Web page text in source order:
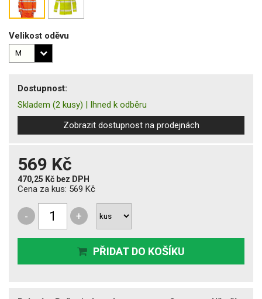
Velikost oděvu
Dostupnost:
Skladem (2 kusy) | Ihned k odběru
Zobrazit dostupnost na prodejnách
569 Kč
470,25 Kč bez DPH
Cena za kus: 569 Kč
- +
PŘIDAT DO KOŠÍKU